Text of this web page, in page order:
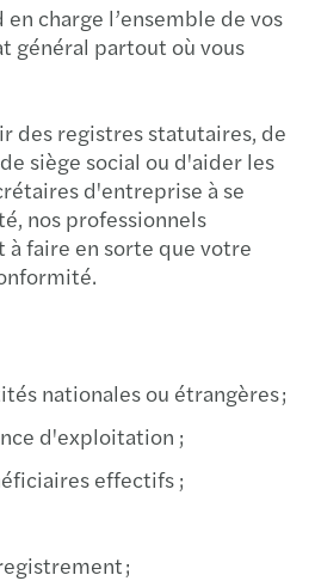
charge l’ensemble de vos
général partout où vous
des registres statutaires, de
siège social ou d'aider les
d'entreprise à se
nos professionnels
à faire en sorte que votre
nationales ou étrangères ;
d'exploitation ;
effectifs ;
;